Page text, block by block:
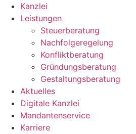
Kanzlei
Leistungen
Steuerberatung
Nachfolgeregelung
Konfliktberatung
Gründungsberatung
Gestaltungsberatung
Aktuelles
Digitale Kanzlei
Mandantenservice
Karriere